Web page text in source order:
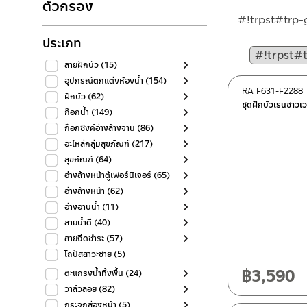
#!trpst#trp-
ชุดฝักบัวเรนชาวเ
RA F631-F2288
฿3,590
ตัวกรอง
ประเภท
สายฝักบัว (15)
อุปกรณ์ตกแต่งห้องน้ำ (154)
ฝักบัว (62)
ก๊อกน้ำ (149)
ก๊อกซิงค์อ่างล้างจาน (86)
อะไหล่กลุ่มสุขภัณฑ์ (217)
สุขภัณฑ์ (64)
อ่างล้างหน้าตู้เฟอร์นิเจอร์ (65)
อ่างล้างหน้า (62)
อ่างอาบน้ำ (11)
สายน้ำดี (40)
สายฉีดชำระ (57)
โถปัสสาวะชาย (5)
ตะแกรงน้ำทิ้งพื้น (24)
วาล์วลอย (82)